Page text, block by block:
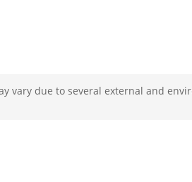
vary due to several external and